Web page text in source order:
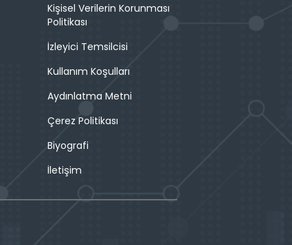
Kişisel Verilerin Korunması
Politikası
İzleyici Temsilcisi
Kullanım Koşulları
Aydınlatma Metni
Çerez Politikası
Biyografi
İletişim